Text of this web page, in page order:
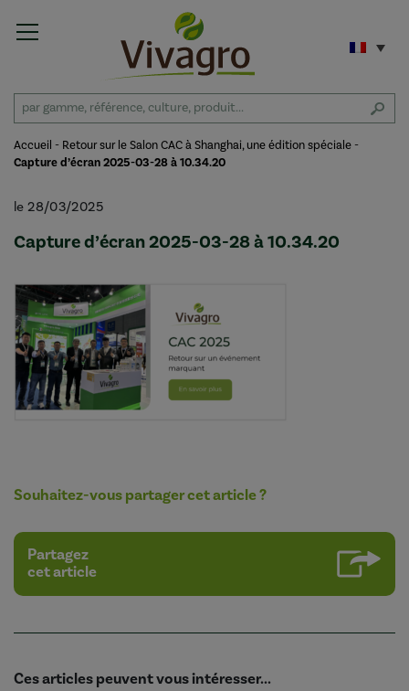
Accueil - Retour sur le Salon CAC à Shanghai, une édition spéciale -
Capture d’écran 2025-03-28 à 10.34.20
le 28/03/2025
Capture d’écran 2025-03-28 à 10.34.20
Souhaitez-vous partager cet article ?
Partagez
cet article
Ces articles peuvent vous intéresser...